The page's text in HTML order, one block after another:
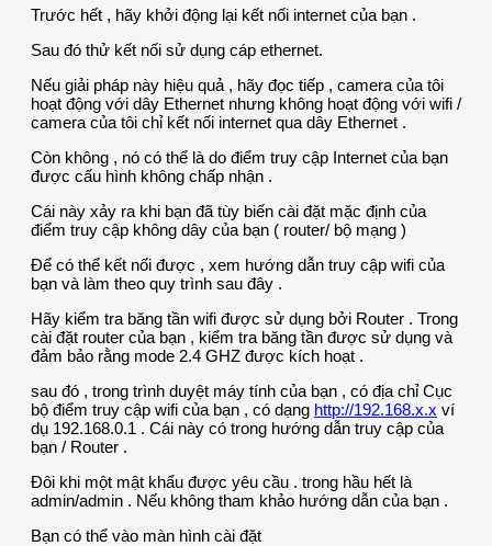
Trước hết , hãy khởi động lại kết nối internet của bạn .
Sau đó thử kết nối sử dụng cáp ethernet.
Nếu giải pháp này hiệu quả , hãy đọc tiếp , camera của tôi
hoạt động với dây Ethernet nhưng không hoạt động với wifi /
camera của tôi chỉ kết nối internet qua dây Ethernet .
Còn không , nó có thể là do điểm truy cập Internet của bạn
được cấu hình không chấp nhận .
Cái này xảy ra khi bạn đã tùy biến cài đặt mặc định của
điểm truy cập không dây của bạn ( router/ bộ mạng )
Để có thể kết nối được , xem hướng dẫn truy cập wifi của
bạn và làm theo quy trình sau đây .
Hãy kiểm tra băng tần wifi được sử dụng bởi Router . Trong
cài đặt router của bạn , kiểm tra băng tần được sử dụng và
đảm bảo rằng mode 2.4 GHZ được kích hoạt .
sau đó , trong trình duyệt máy tính của bạn , có địa chỉ Cục
bộ điểm truy cập wifi của bạn , có dạng http://192.168.x.x ví
dụ 192.168.0.1 . Cái này có trong hướng dẫn truy cập của
bạn / Router .
Đôi khi một mật khẩu được yêu cầu . trong hầu hết là
admin/admin . Nếu không tham khảo hướng dẫn của bạn .
Bạn có thể vào màn hình cài đặt